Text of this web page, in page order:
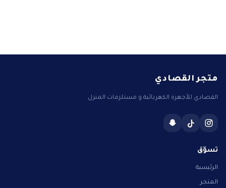
متجر القصادي
القصادي للأجهزة الكهربائية و مستلزمات المنزل
تسوّق
الرئيسية
المتجر